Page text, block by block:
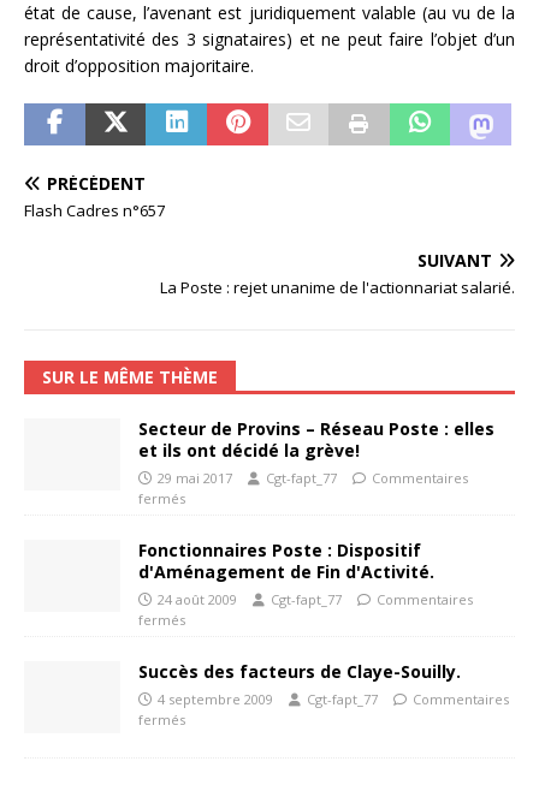
état de cause, l’avenant est juridiquement valable (au vu de la
représentativité des 3 signataires) et ne peut faire l’objet d’un
droit d’opposition majoritaire.
PRÉCÉDENT
Flash Cadres n°657
SUIVANT
La Poste : rejet unanime de l'actionnariat salarié.
SUR LE MÊME THÈME
Secteur de Provins – Réseau Poste : elles
et ils ont décidé la grève!
29 mai 2017 Cgt-fapt_77
Commentaires
fermés
Fonctionnaires Poste : Dispositif
d'Aménagement de Fin d'Activité.
24 août 2009 Cgt-fapt_77
Commentaires
fermés
Succès des facteurs de Claye-Souilly.
4 septembre 2009 Cgt-fapt_77
Commentaires
fermés